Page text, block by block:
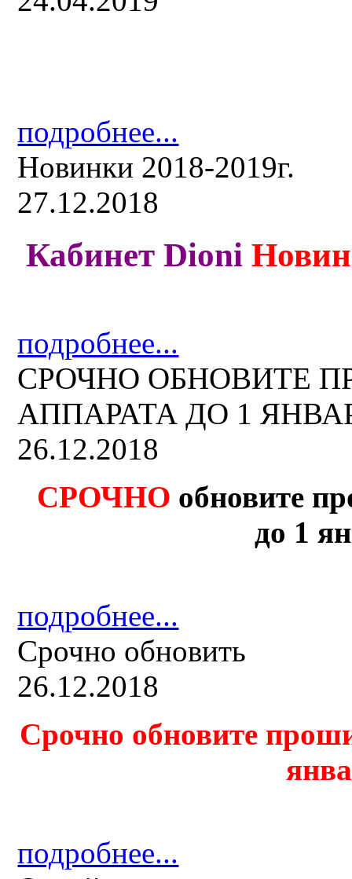
подробнее...
Новинки 2018-2019г.
27.12.2018
Кабинет Dioni
подробнее...
СРОЧНО ОБНОВИТЕ
АППАРАТА ДО 1
26.12.2018
СРОЧНО обновите
до 1
подробнее...
Срочно обновить
26.12.2018
Срочно обновите
подробнее...